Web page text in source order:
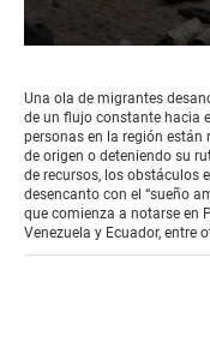
of
3
minutes,
17
seconds
Una ola de migrantes
de un flujo constante hacia
personas en la región están
de origen o deteniendo su
de recursos, los obstáculos
desencanto con el “sueño
que comienza a notarse en
Venezuela y Ecuador, entre